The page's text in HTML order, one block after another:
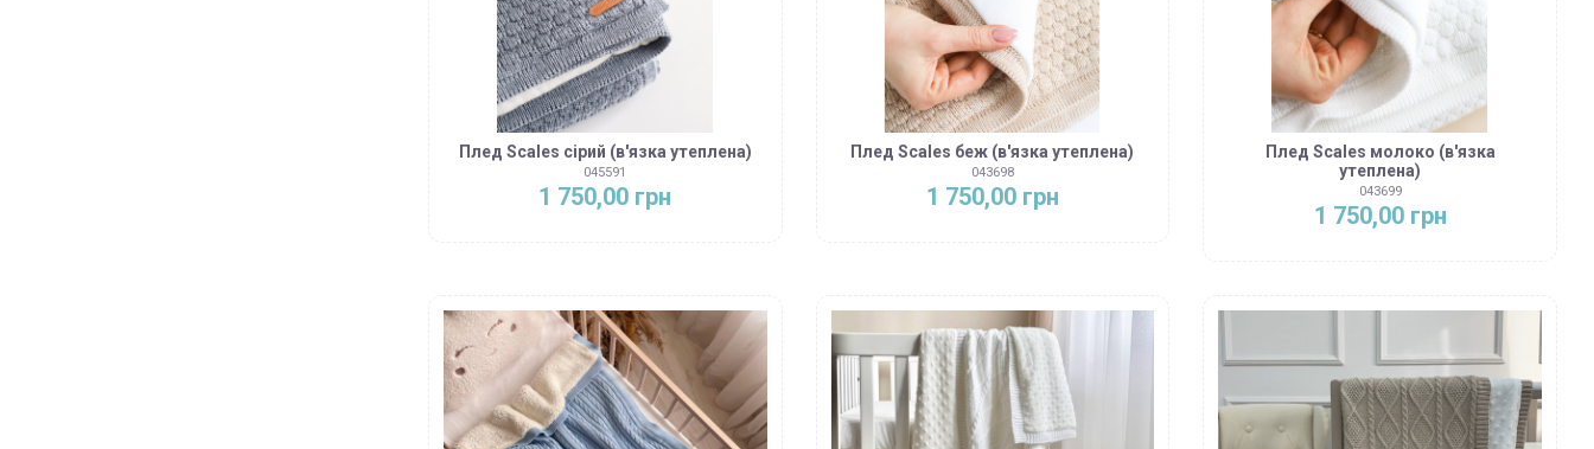
Плед Scales сірий (в'язка утеплена)
045591
1 750,00 грн
Плед Scales беж (в'язка утеплена)
043698
1 750,00 грн
Плед Scales молоко (в'язка
утеплена)
043699
1 750,00 грн